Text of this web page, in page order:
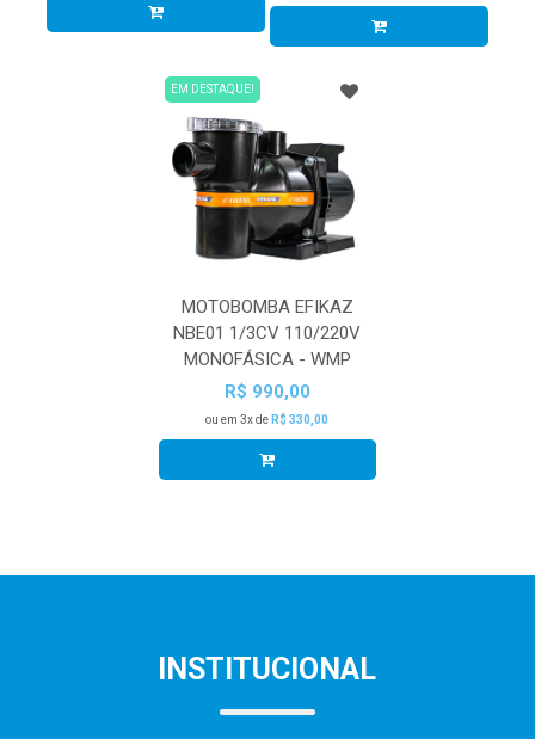
EM DESTAQUE!
MOTOBOMBA EFIKAZ
NBE01 1/3CV 110/220V
MONOFÁSICA - WMP
R$ 990,00
ou em 3x de R$ 330,00
INSTITUCIONAL